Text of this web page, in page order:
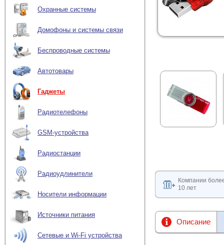
Охранные системы
Домофоны и системы связи
Беспроводные системы
Автотовары
Гаджеты
Радиотелефоны
GSM-устройства
Радиостанции
Радиоудлинители
Носители информации
Источники питания
Сетевые и Wi-Fi устройства
Компании
10 лет
Описание